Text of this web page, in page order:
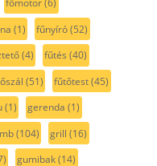
főmotor(6)
(1) fűnyíró(52)
(4) fűtés (40)
(51) fűtőtest(45)
(1) gerenda (1)
(104) grill (16)
gumibak(14)